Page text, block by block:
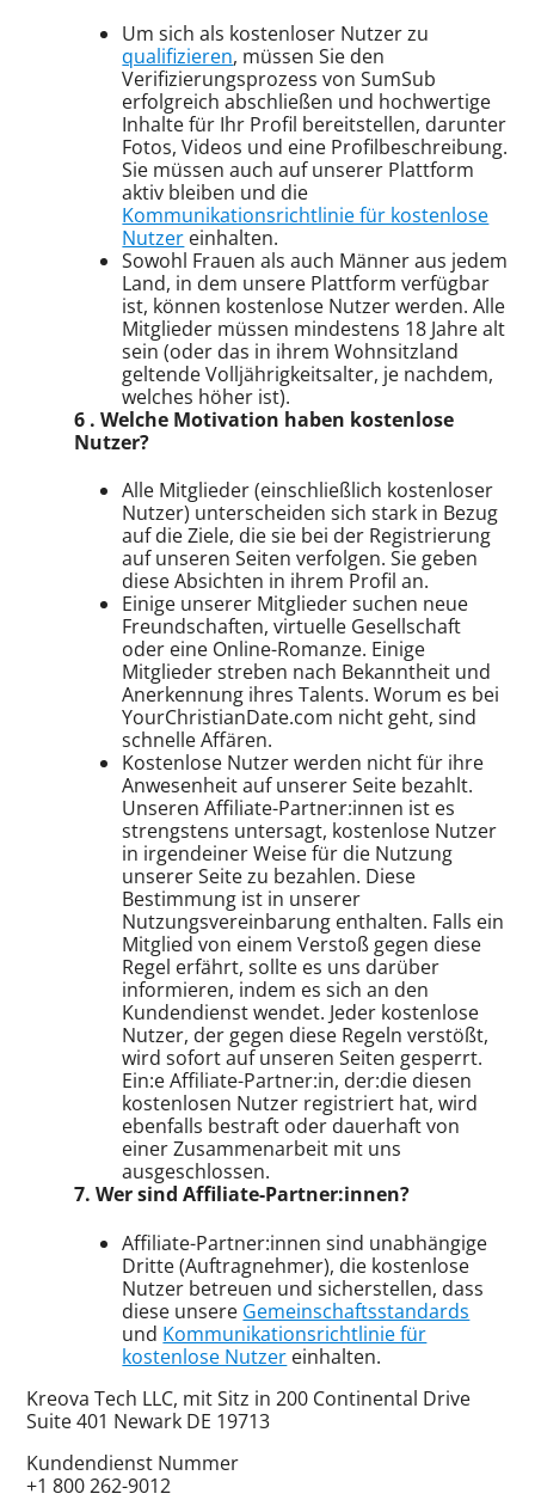
Um sich als kostenloser Nutzer zu
qualifizieren, müssen Sie den
Verifizierungsprozess von SumSub
erfolgreich abschließen und hochwertige
Inhalte für Ihr Profil bereitstellen, darunter
Fotos, Videos und eine Profilbeschreibung.
Sie müssen auch auf unserer Plattform
aktiv bleiben und die
Kommunikationsrichtlinie für kostenlose
Nutzer einhalten.
Sowohl Frauen als auch Männer aus jedem
Land, in dem unsere Plattform verfügbar
ist, können kostenlose Nutzer werden. Alle
Mitglieder müssen mindestens 18 Jahre alt
sein (oder das in ihrem Wohnsitzland
geltende Volljährigkeitsalter, je nachdem,
welches höher ist).
6 . Welche Motivation haben kostenlose
Nutzer?
Alle Mitglieder (einschließlich kostenloser
Nutzer) unterscheiden sich stark in Bezug
auf die Ziele, die sie bei der Registrierung
auf unseren Seiten verfolgen. Sie geben
diese Absichten in ihrem Profil an.
Einige unserer Mitglieder suchen neue
Freundschaften, virtuelle Gesellschaft
oder eine Online-Romanze. Einige
Mitglieder streben nach Bekanntheit und
Anerkennung ihres Talents. Worum es bei
YourChristianDate.com nicht geht, sind
schnelle Affären.
Kostenlose Nutzer werden nicht für ihre
Anwesenheit auf unserer Seite bezahlt.
Unseren Affiliate-Partner:innen ist es
strengstens untersagt, kostenlose Nutzer
in irgendeiner Weise für die Nutzung
unserer Seite zu bezahlen. Diese
Bestimmung ist in unserer
Nutzungsvereinbarung enthalten. Falls ein
Mitglied von einem Verstoß gegen diese
Regel erfährt, sollte es uns darüber
informieren, indem es sich an den
Kundendienst wendet. Jeder kostenlose
Nutzer, der gegen diese Regeln verstößt,
wird sofort auf unseren Seiten gesperrt.
Ein:e Affiliate-Partner:in, der:die diesen
kostenlosen Nutzer registriert hat, wird
ebenfalls bestraft oder dauerhaft von
einer Zusammenarbeit mit uns
ausgeschlossen.
7. Wer sind Affiliate-Partner:innen?
Affiliate-Partner:innen sind unabhängige
Dritte (Auftragnehmer), die kostenlose
Nutzer betreuen und sicherstellen, dass
diese unsere Gemeinschaftsstandards
und Kommunikationsrichtlinie für
kostenlose Nutzer einhalten.
Kreova Tech LLC, mit Sitz in 200 Continental Drive
Suite 401 Newark DE 19713
Kundendienst Nummer
+1 800 262-9012